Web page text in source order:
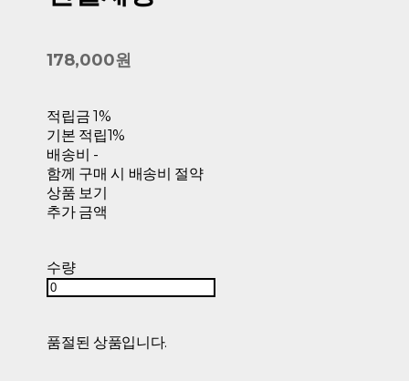
178,000원
적립금 1%
기본 적립1%
배송비 -
함께 구매 시 배송비 절약
상품 보기
추가 금액
수량
품절된 상품입니다.